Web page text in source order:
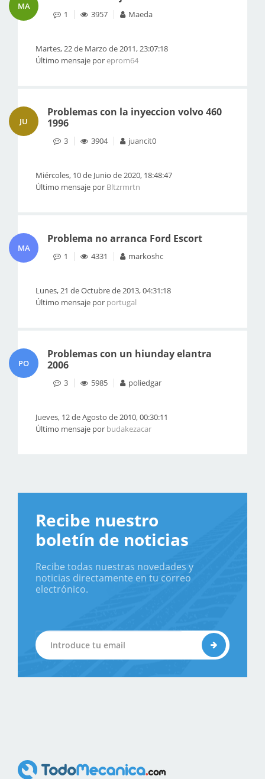
MA
1 3957 Maeda
Martes, 22 de Marzo de 2011, 23:07:18
Último mensaje poreprom64
JU
Problemas con la inyeccion volvo 460
1996
3 3904 juancit0
Miércoles, 10 de Junio de 2020, 18:48:47
Último mensaje por Bltzrmrtn
MA
Problema no arranca Ford Escort
1 4331 markoshc
Lunes, 21 de Octubre de 2013, 04:31:18
Último mensaje por portugal
PO
Problemas con un hiunday elantra
2006
3 5985 poliedgar
Jueves, 12 de Agosto de 2010, 00:30:11
Último mensaje por budakezacar
Recibe nuestro
boletín de noticias
Recibe todas nuestras novedades y
noticias directamente en tu correo
electrónico.